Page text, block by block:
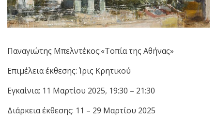
Παναγιώτης Μπελντέκος:«Τοπία της Αθήνας»
Επιμέλεια έκθεσης: Ίρις Κρητικού
Εγκαίνια: 11 Μαρτίου 2025, 19:30 – 21:30
Διάρκεια έκθεσης: 11 – 29 Μαρτίου 2025